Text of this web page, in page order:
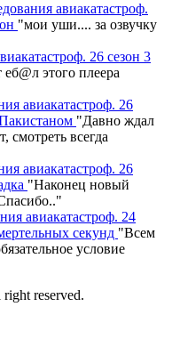
авиакатастроф.
"мои уши.... за озвучку
26 сезон 3
еб@л этого плеера
авиакатастроф. 26
"Давно ждал
всегда
авиакатастроф. 26
"Наконец новый
.."
авиакатастроф. 24
секунд "Всем
условие
reserved.